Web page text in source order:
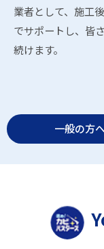
業者として、施工
でサポートし、皆
続けます。
一般の方